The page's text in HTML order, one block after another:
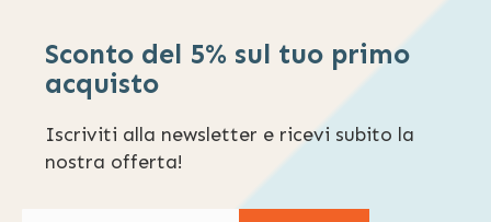
Sconto del 5% sul tuo primo
acquisto
Iscriviti alla newsletter e ricevi subito la
nostra offerta!